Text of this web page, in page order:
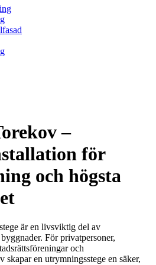
–
för
och högsta
är en livsviktig del av
För privatpersoner,
och
skapar en utrymningsstege en säker,